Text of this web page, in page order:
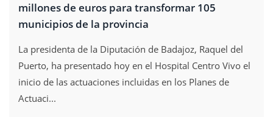
millones de euros para transformar 105
municipios de la provincia
La presidenta de la Diputación de Badajoz, Raquel del
Puerto, ha presentado hoy en el Hospital Centro Vivo el
inicio de las actuaciones incluidas en los Planes de
Actuaci...